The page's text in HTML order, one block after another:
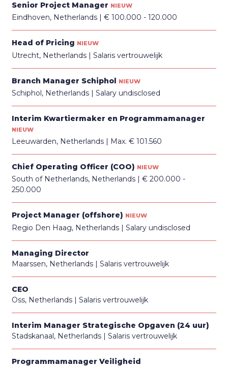
Senior Project Manager NIEUW
Eindhoven, Netherlands € 100.000 - 120.000
Head of Pricing NIEUW
Utrecht, Netherlands Salaris vertrouwelijk
Branch Manager Schiphol NIEUW
Schiphol, Netherlands Salary undisclosed
Interim Kwartiermaker en Programmamanager
NIEUW
Leeuwarden, Netherlands Max. € 101.560
Chief Operating Officer (COO) NIEUW
South of Netherlands, Netherlands
€ 200.000 -
250.000
Project Manager (offshore) NIEUW
Regio Den Haag, Netherlands Salary undisclosed
Managing Director
Maarssen, Netherlands
Salaris vertrouwelijk
CEO
Oss, Netherlands
Salaris vertrouwelijk
Interim Manager Strategische Opgaven (24 uur)
Stadskanaal, Netherlands
Salaris vertrouwelijk
Programmamanager Veiligheid